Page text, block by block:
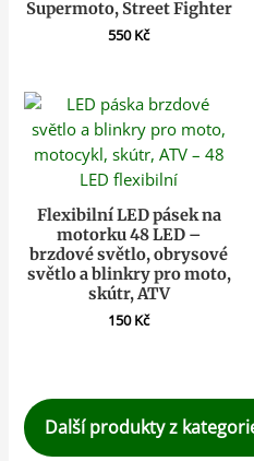
Supermoto, Street Fighter
550Kč
Flexibilní LED pásek na
motorku 48 LED –
brzdové světlo, obrysové
světlo a blinkry pro moto,
skútr, ATV
150Kč
Další produkty z